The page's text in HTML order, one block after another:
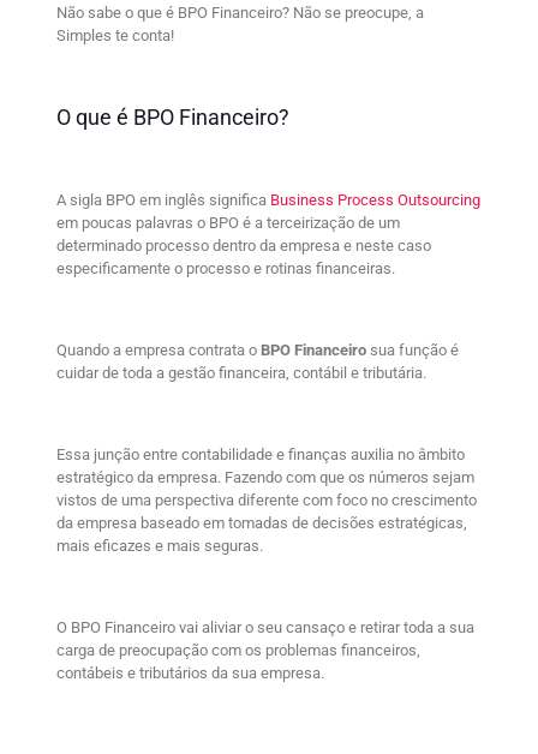
Não sabe o que é BPO Financeiro? Não se preocupe, a
Simples te conta!
O que é BPO Financeiro?
A sigla BPO em inglês significa Business Process Outsourcing
em poucas palavras o BPO é a terceirização de um
determinado processo dentro da empresa e neste caso
especificamente o processo e rotinas financeiras.
Quando a empresa contrata o BPO Financeirosua função é
cuidar de toda a gestão financeira, contábil e tributária.
Essa junção entre contabilidade e finanças auxilia no âmbito
estratégico da empresa. Fazendo com que os números sejam
vistos de uma perspectiva diferente com foco no crescimento
da empresa baseado em tomadas de decisões estratégicas,
mais eficazes e mais seguras.
O BPO Financeiro vai aliviar o seu cansaço e retirar toda a sua
carga de preocupação com os problemas financeiros,
contábeis e tributários da sua empresa.